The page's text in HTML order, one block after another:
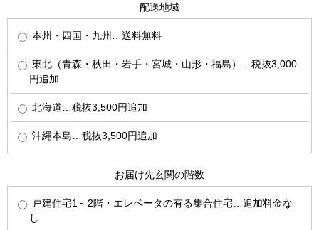
配送地域
本州・四国・九州…送料無料
東北（青森・秋田・岩手・宮城・山形・福島）…税抜3,000
円追加
北海道…税抜3,500円追加
沖縄本島…税抜3,500円追加
お届け先玄関の階数
戸建住宅1～2階・エレベータの有る集合住宅…追加料金な
し